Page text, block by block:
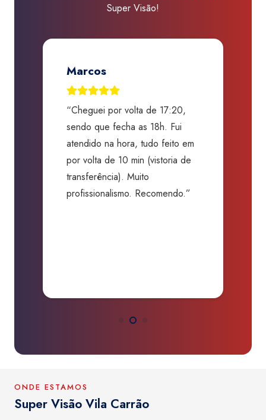
Super Visão!
Marcos
“Cheguei por volta de 17:20,
sendo que fecha as 18h. Fui
atendido na hora, tudo feito em
por volta de 10 min (vistoria de
transferência). Muito
profissionalismo. Recomendo.”
ONDE ESTAMOS
Super Visão Vila Carrão